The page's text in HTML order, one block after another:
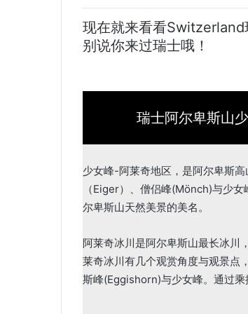
现在就来看看Switzerland
别说你来过瑞士哦！
瑞士阿尔卑斯山
少女峰-阿莱奇地区，是阿尔卑斯
（Eiger）、僧侣峰(Mönch)与少
尔卑斯山天然美景的美名。
阿莱奇冰川是阿尔卑斯山最长冰川
莱奇冰川有几个观赏角度与观景
斯峰(Eggishorn)与少女峰。通过乘